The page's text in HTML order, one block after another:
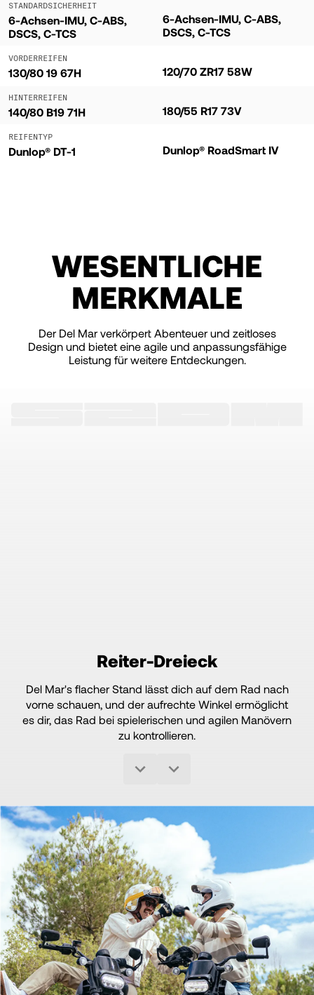
STANDARDSICHERHEIT
6-Achsen-IMU, C-ABS,
DSCS, C-TCS
6-Achsen-IMU, C-ABS,
DSCS, C-TCS
VORDERREIFEN
130/80 19 67H 120/70 ZR17 58W
HINTERREIFEN
140/80 B19 71H 180/55 R17 73V
REIFENTYP
Dunlop® DT-1 Dunlop® RoadSmart IV
WESENTLICHE
MERKMALE
Der Del Mar verkörpert Abenteuer und zeitloses
Design und bietet eine agile und anpassungsfähige
Leistung für weitere Entdeckungen.
Reiter-Dreieck
Del Mar's flacher Stand lässt dich auf dem Rad nach
vorne schauen, und der aufrechte Winkel ermöglicht
es dir, das Rad bei spielerischen und agilen Manövern
zu kontrollieren.